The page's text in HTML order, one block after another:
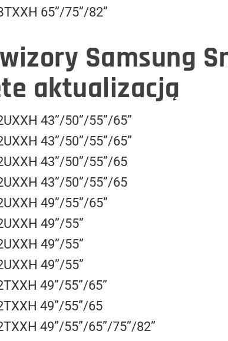
65”/75”/82”
Samsung
aktualizacją
43”/50”/55”/65”
43”/50”/55”/65”
43”/50”/55”/65
43”/50”/55”/65
49”/55”/65”
49”/55”
49”/55”
49”/55”
49”/55”/65”
49”/55”/65
49”/55”/65”/75”/82”